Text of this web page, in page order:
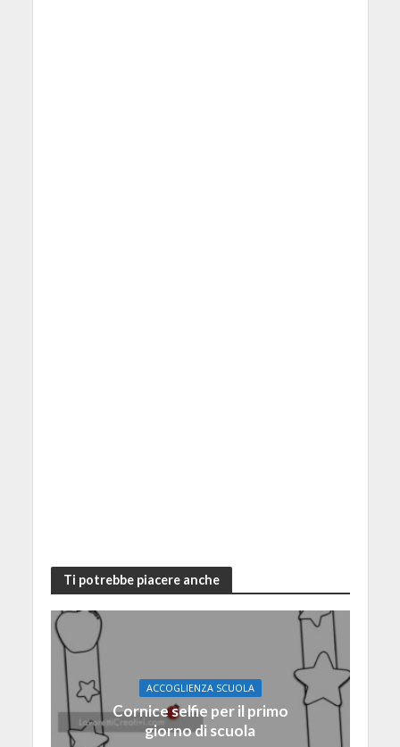
Ti potrebbe piacere anche
ACCOGLIENZA SCUOLA
Cornice selfie per il primo
giorno di scuola